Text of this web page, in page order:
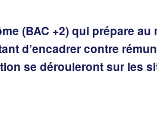
(BAC +2) qui prépare
d’encadrer contre
se dérouleront sur les